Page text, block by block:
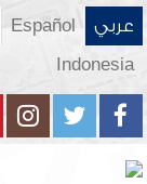
عربي Español
Indonesia